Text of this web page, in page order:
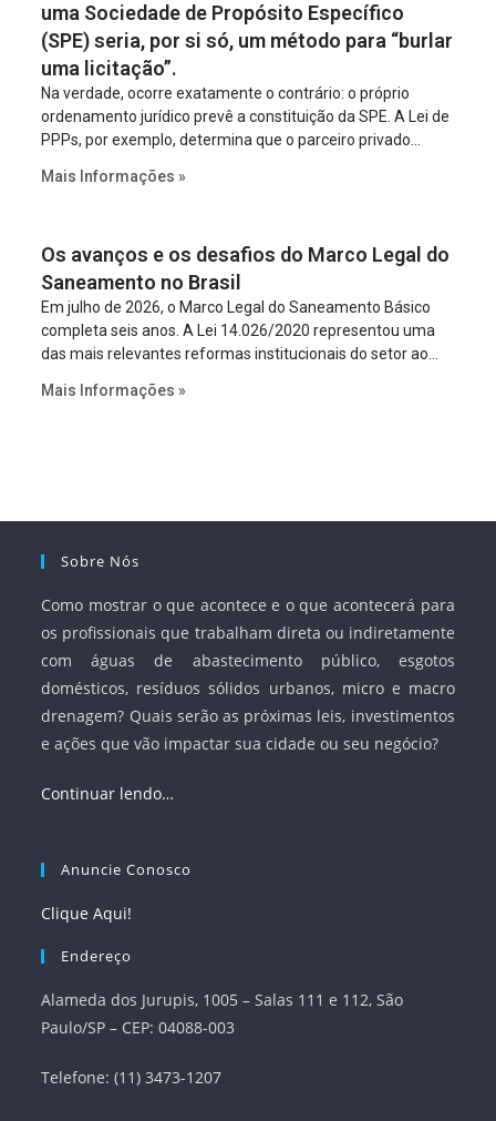
uma Sociedade de Propósito Específico
(SPE) seria, por si só, um método para “burlar
uma licitação”.
Na verdade, ocorre exatamente o contrário: o próprio
ordenamento jurídico prevê a constituição da SPE. A Lei de
PPPs, por exemplo, determina que o parceiro privado
empreendimento. Ou seja, a suposta “fraude à licitação” é
projeto a projeto.
Mais Informações »
Os avanços e os desafios do Marco Legal do
Saneamento no Brasil
Em julho de 2026, o Marco Legal do Saneamento Básico
completa seis anos. A Lei 14.026/2020 representou uma
das mais relevantes reformas institucionais do setor ao
serviços, ampliar a participação da iniciativa privada,
Mais Informações »
Sobre Nós
Como mostrar o que acontece e o que acontecerá para
os profissionais que trabalham direta ou indiretamente
com águas de abastecimento público, esgotos
domésticos, resíduos sólidos urbanos, micro e macro
drenagem? Quais serão as próximas leis, investimentos
e ações que vão impactar sua cidade ou seu negócio?
Continuar lendo…
Anuncie Conosco
Clique Aqui!
Endereço
Alameda dos Jurupis, 1005 – Salas 111 e 112, São
Paulo/SP – CEP: 04088-003
Telefone: (11) 3473-1207